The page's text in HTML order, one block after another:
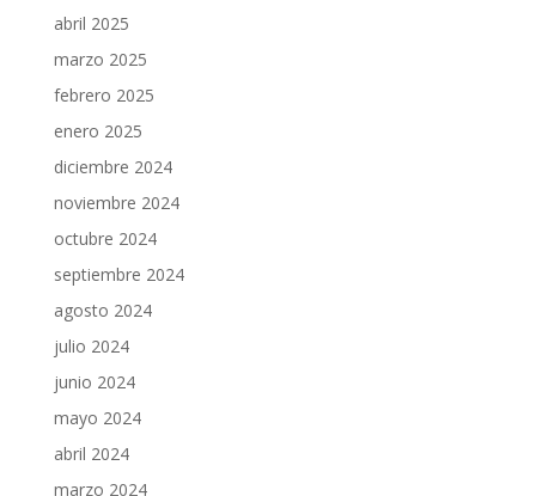
abril 2025
marzo 2025
febrero 2025
enero 2025
diciembre 2024
noviembre 2024
octubre 2024
septiembre 2024
agosto 2024
julio 2024
junio 2024
mayo 2024
abril 2024
marzo 2024